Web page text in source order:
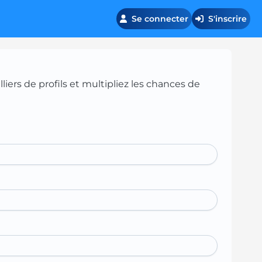
Se connecter S'inscrire
de profils et multipliez les chances de